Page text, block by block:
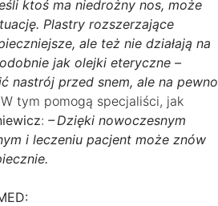
ktoś ma niedrożny nos, może
Plastry rozszerzające
ale też nie działają na
jak olejki eteryczne –
nastrój przed snem, ale na pewno
W tym pomogą specjaliści, jak
: – Dzięki nowoczesnym
i leczeniu pacjent może znów